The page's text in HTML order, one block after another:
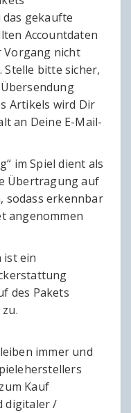
gekaufte
Accountdaten
Vorgang nicht
Stelle bitte sicher,
Artikels wird Dir
an Deine E-Mail-
im Spiel dient als
Übertragung auf
sodass erkennbar
angenommen
ist ein
des Pakets
immer und
Kauf
digitaler /